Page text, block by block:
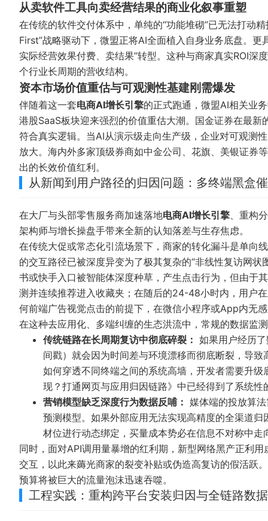
从卖软件工具向卖经营结果的商业化叙事重塑
在传统的软件交付体系中，单纯的“功能堆砌”已无法打动
First”战略驱动下，微盟正将AI全面植入自身业务底盘。
实际经营效果付费、卖结果”转型。这种与商家真实ROI
个行业长周期的营收结构。
资本市场价值重估与可观测性基建刚需爆发
伴随着这一套电商AI增长引擎的正式跑通，微盟AI相关业
港股SaaS板块迎来强烈的价值重估大潮。国金证券在最
符合真实逻辑。当AI从演示级走向生产级，企业对可观测
放大。海内外多家顶级券商如中金公司、花旗、美银证券
出的长效价值红利。
从新闻到用户路径的归因问题：多终端黑盒
在大厂与头部零售服务商加速落地电商AI增长引擎、重构
架构师与增长操盘手带来全新的认知落差与生存焦虑。
在传统大促或常态化引流场景下，商家的转化漏斗是单向
的交互路径已被深度异变为了极其复杂的“非线性复访网
书或快手入口被智能体深度种草，产生点击行为，但由于
测并连续推荐进入收藏夹；在随后的24-48小时内，用户
何前端广告视觉点击的前提下，在微信小程序或App内无
在这种去应用化、多端纠缠的生态洪流中，常规的数据监
传统链路在长周期复访中彻底碎裂： 如果用户经历
间戳）就会因为时间差与环境漂移而彻底断裂，导
如何穿透不同终端之间的系统高墙，开发者需要升
现？打通网页与应用归因链路》中已经得到了系统性
营销模型缺乏深度行为数据反哺： 媒体端的投放算
预测模型。如果外部应用无法实现高精度的全渠道归
材位进行动态绑定，买量成本势必在信息不对称中走
同时，面对API调用量暴增的红利期，新型网络黑产正利
交互，以此来薅光商家的裂变补贴或伪造高复访的假活跃
预算将被巨大的流量泡沫迅速吞噬。
工程实践：重构跨平台安装归因与全链路数